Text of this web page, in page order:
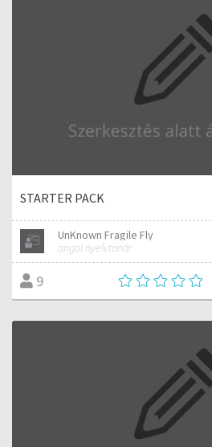
STARTER PACK
UnKnown Fragile Fly
angol nyelvtanár
9